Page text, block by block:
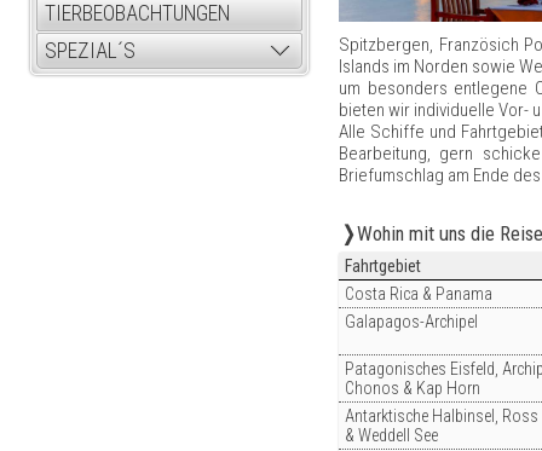
TIERBEOBACHTUNGEN
SPEZIAL´S
Spitzbergen, Französich
Islands im Norden sowie
um besonders entlegene
bieten wir individuelle Vor-
Alle Schiffe und
Bearbeitung, gern
Briefumschlag am Ende
Wohin mit uns die
Fahrtgebiet
Costa Rica & Panama
Galapagos-Archipel
Patagonisches Eisfeld,
Chonos & Kap Horn
Antarktische Halbinsel, Ross
& Weddell See